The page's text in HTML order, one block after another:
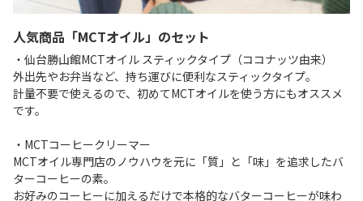
人気商品「MCTオイル」のセット
・仙台勝山館MCTオイル スティックタイプ（ココナッツ由来）
外出先やお弁当など、持ち運びに便利なスティックタイプ。
計量不要で使えるので、初めてMCTオイルを使う方にもオススメ
です。
・MCTコーヒークリーマー
MCTオイル専門店のノウハウを元に「質」と「味」を追求したバ
ターコーヒーの素。
お好みのコーヒーに加えるだけで本格的なバターコーヒーが味わ